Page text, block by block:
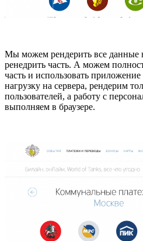
Мы можем рендерить все данные
ренедрить часть. А можем
часть и использовать
нагрузку на сервера, рендерим
пользователей, а работу с
выполняем в браузере.